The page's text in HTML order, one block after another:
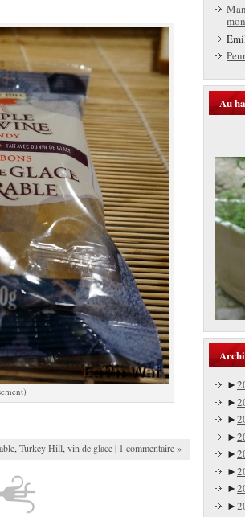
Turkey Hill vin de glace| 1 commentaire »
Au
►
►
►
►
►
►
►
►